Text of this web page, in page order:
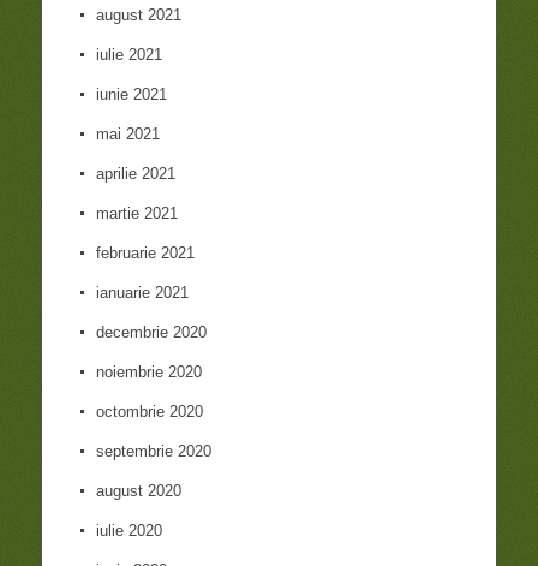
august 2021
iulie 2021
iunie 2021
mai 2021
aprilie 2021
martie 2021
februarie 2021
ianuarie 2021
decembrie 2020
noiembrie 2020
octombrie 2020
septembrie 2020
august 2020
iulie 2020